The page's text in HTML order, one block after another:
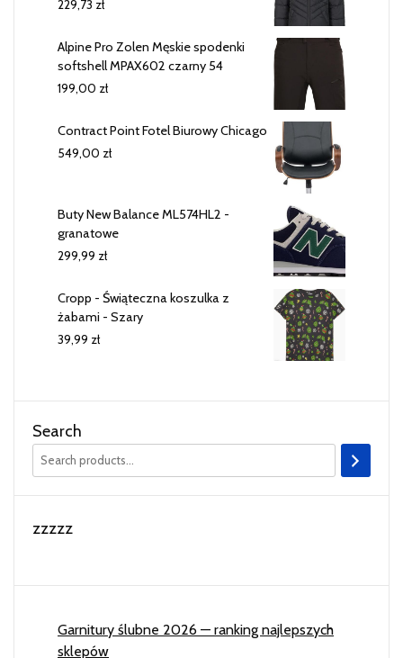
229,73 zł
Alpine Pro Zolen Męskie spodenki
softshell MPAX602 czarny 54
199,00 zł
Contract Point Fotel Biurowy Chicago
549,00 zł
Buty New Balance ML574HL2 -
granatowe
299,99 zł
Cropp - Świąteczna koszulka z
żabami - Szary
39,99 zł
Search
zzzzz
Garnitury ślubne 2026 — ranking najlepszych
sklepów